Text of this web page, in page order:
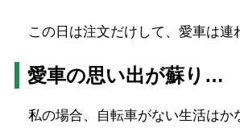
この日は注文だけして、愛車は連
愛車の思い出が蘇り…
私の場合、自転車がない生活はか